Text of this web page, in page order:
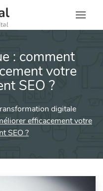
: comment
votre
SEO ?
digitale
efficacement votre
SEO ?